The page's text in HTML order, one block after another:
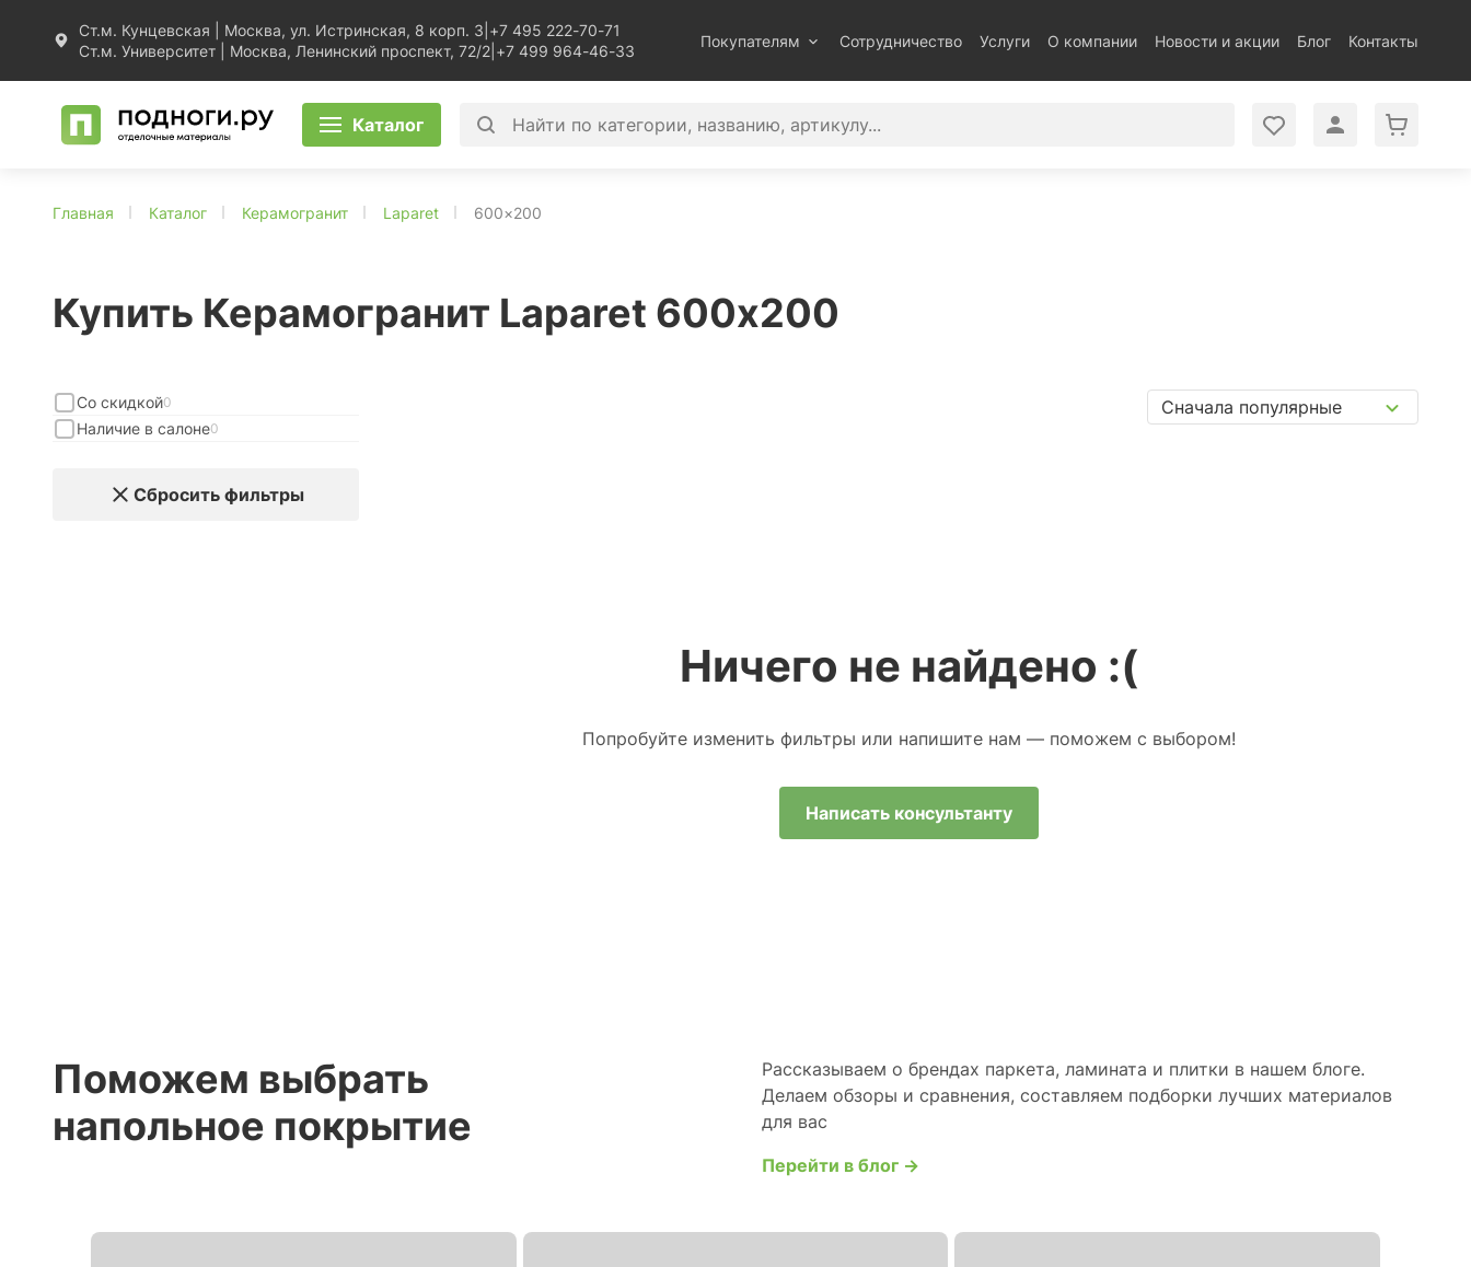
Ст.м. Кунцевская | Москва, ул. Истринская, 8 корп. 3 +7 495 222-70-71
Ст.м. Университет | Москва, Ленинский проспект, 72/2 +7 499 964-46-33
Покупателям Сотрудничество Услуги О компании Новости и акции Блог Контакты
Каталог
Главная Каталог Керамогранит Laparet 600×200
Купить Керамогранит Laparet 600х200
Со скидкой0
Наличие в салоне0
Сбросить фильтры
Сначала популярные
Ничего не найдено :(
Попробуйте изменить фильтры или напишите нам — поможем с выбором!
Написать консультанту
Поможем выбрать
напольное покрытие
Рассказываем о брендах паркета, ламината и плитки в нашем блоге.
Делаем обзоры и сравнения, составляем подборки лучших материалов
для вас
Перейти в блог →